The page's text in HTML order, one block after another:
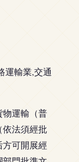
運輸業,交通
物運輸（普
依法須經批
可開展經